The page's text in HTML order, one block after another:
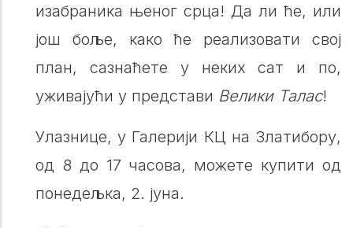
изабраника њеног срца! Да ли ће, или
још боље, како ће реализовати свој
план, сазнаћете у неких сат и по,
уживајући у представи Велики Талас!
Улазнице, у Галерији КЦ на Златибору,
од 8 до 17 часова, можете купити од
понедељка, 2. јуна.